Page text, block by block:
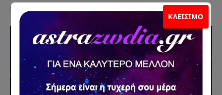
ΚΛΕΊΣΙΜΟ
30 Ιουνίου 2026